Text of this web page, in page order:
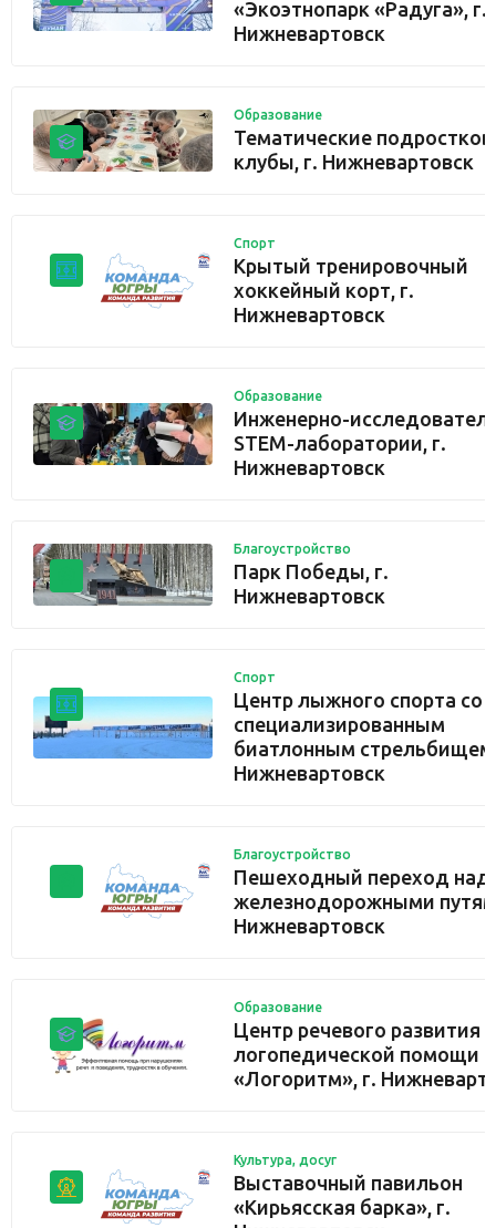
«Экоэтнопарк «Радуга», г.
Нижневартовск
Образование
Тематические
клубы, г. Нижневартовск
Спорт
Крытый тренировочный
хоккейный корт, г.
Нижневартовск
Образование
Инженерно-
STEM-лаборатории, г.
Нижневартовск
Благоустройство
Парк Победы, г.
Нижневартовск
Спорт
Центр лыжного спорта со
специализированным
биатлонным
Нижневартовск
Благоустройство
Пешеходный переход над
железнодорожными
Нижневартовск
Образование
Центр речевого развития и
логопедической помощи
«Логоритм», г.
Культура, досуг
Выставочный павильон
«Кирьясская барка», г.